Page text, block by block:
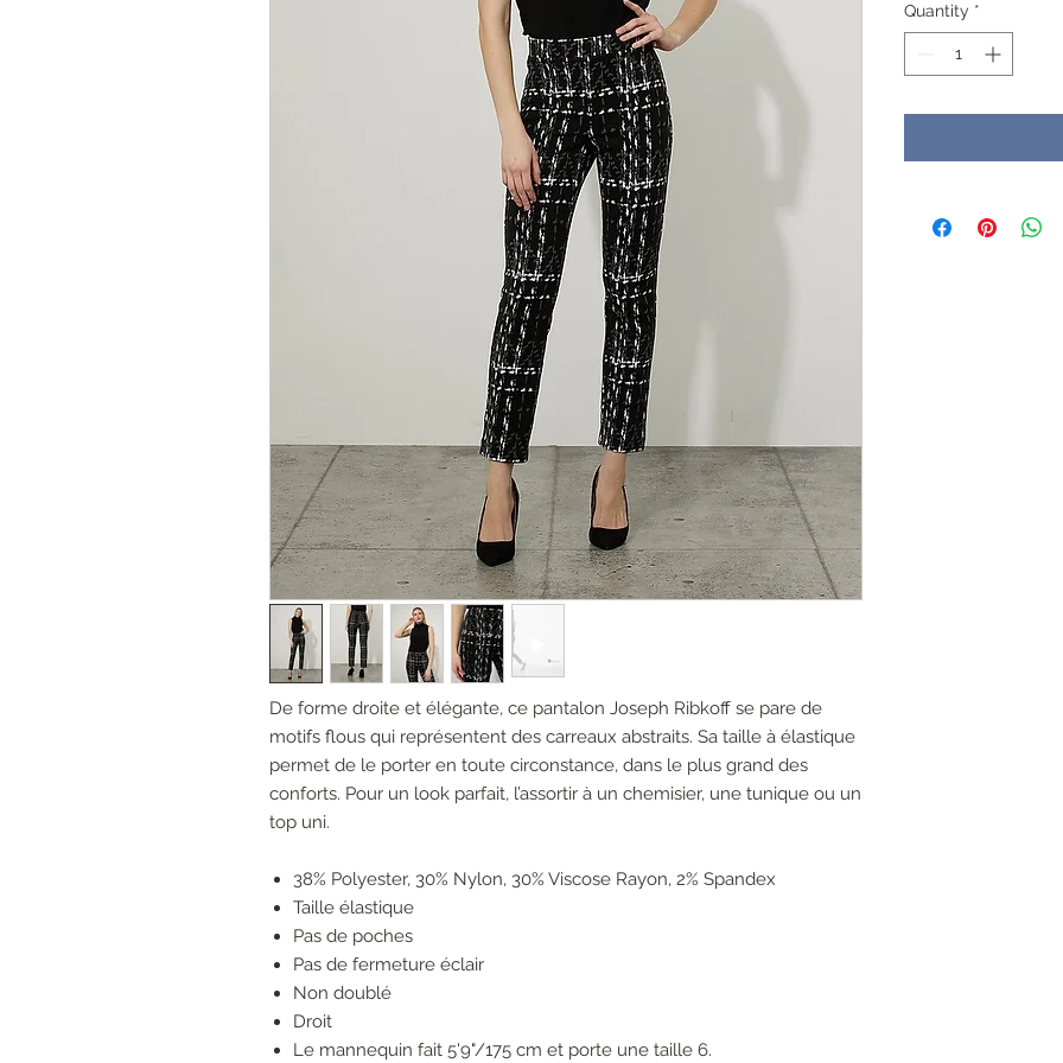
De forme droite et élégante, ce pantalon Joseph Ribkoff se pare de
motifs flous qui représentent des carreaux abstraits. Sa taille à élastique
permet de le porter en toute circonstance, dans le plus grand des
conforts. Pour un look parfait, l’assortir à un chemisier, une tunique ou un
top uni.
38% Polyester, 30% Nylon, 30% Viscose Rayon, 2% Spandex
Taille élastique
Pas de poches
Pas de fermeture éclair
Non doublé
Droit
Le mannequin fait 5'9"/175 cm et porte une taille 6.
Quantity *